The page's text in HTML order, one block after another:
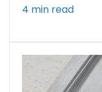
4 min read